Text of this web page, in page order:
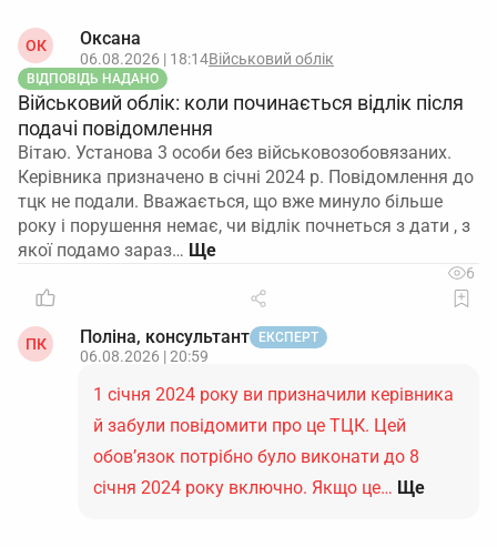
ОК Оксана
06.08.2026 | 18:14Військовий облік
ВІДПОВІДЬ НАДАНО
Військовий облік: коли починається відлік після
подачі повідомлення
Вітаю. Установа 3 особи без військовозобовязаних.
Керівника призначено в січні 2024 р. Повідомлення до
тцк не подали. Вважається, що вже минуло більше
року і порушення немає, чи відлік почнеться з дати , з
якої подамо зараз…
6
ПК Поліна, консультант ЕКСПЕРТ
06.08.2026 | 20:59
1 січня 2024 року ви призначили керівника
й забули повідомити про це ТЦК. Цей
обов’язок потрібно було виконати до 8
січня 2024 року включно. Якщо це… Ще